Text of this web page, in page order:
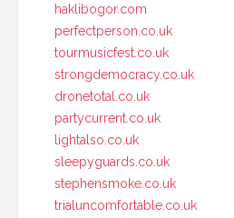
haklibogor.com
perfectperson.co.uk
tourmusicfest.co.uk
strongdemocracy.co.uk
dronetotal.co.uk
partycurrent.co.uk
lightalso.co.uk
sleepyguards.co.uk
stephensmoke.co.uk
trialuncomfortable.co.uk